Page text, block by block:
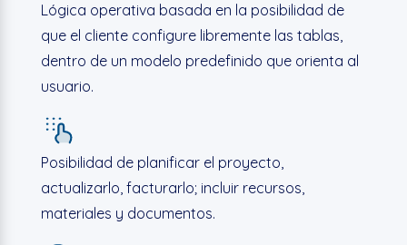
Lógica operativa basada en la posibilidad de
que el cliente configure libremente las tablas,
dentro de un modelo predefinido que orienta al
usuario.
Posibilidad de planificar el proyecto,
actualizarlo, facturarlo; incluir recursos,
materiales y documentos.